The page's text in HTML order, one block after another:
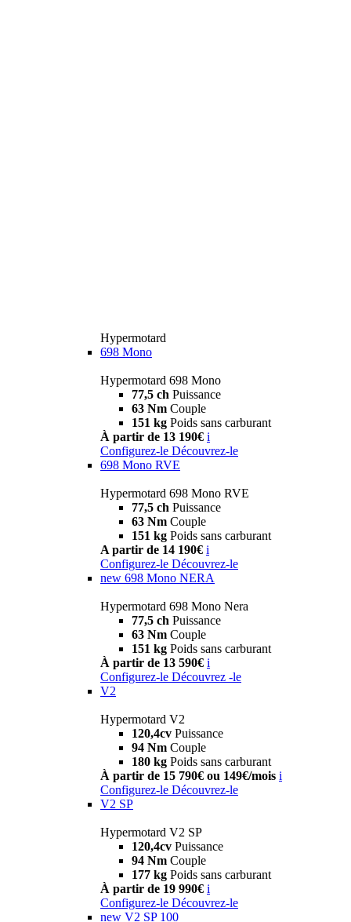
Hypermotard
698 Mono
Hypermotard 698 Mono
77,5 ch Puissance
63 Nm Couple
151 kg Poids sans carburant
À partir de 13 190€ i
Configurez-le Découvrez-le
698 Mono RVE
Hypermotard 698 Mono RVE
77,5 ch Puissance
63 Nm Couple
151 kg Poids sans carburant
A partir de 14 190€ i
Configurez-le Découvrez-le
new 698 Mono NERA
Hypermotard 698 Mono Nera
77,5 ch Puissance
63 Nm Couple
151 kg Poids sans carburant
À partir de 13 590€ i
Configurez-le Découvrez -le
V2
Hypermotard V2
120,4cv Puissance
94 Nm Couple
180 kg Poids sans carburant
À partir de 15 790€ ou 149€/mois i
Configurez-le Découvrez-le
V2 SP
Hypermotard V2 SP
120,4cv Puissance
94 Nm Couple
177 kg Poids sans carburant
À partir de 19 990€ i
Configurez-le Découvrez-le
new V2 SP 100